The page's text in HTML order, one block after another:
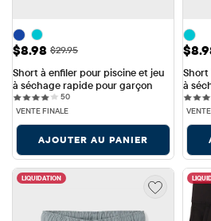
Prix ​​de vente: $8.98
$8.98 Prix ​​d'origine: $29.95
$29.95
Short à enfiler pour piscine et jeu
à séchage rapide pour garçon
5050 reviews
VENTE FINALE
AJOUTER AU PANIER
Prix
Short
à
LIQUIDATION